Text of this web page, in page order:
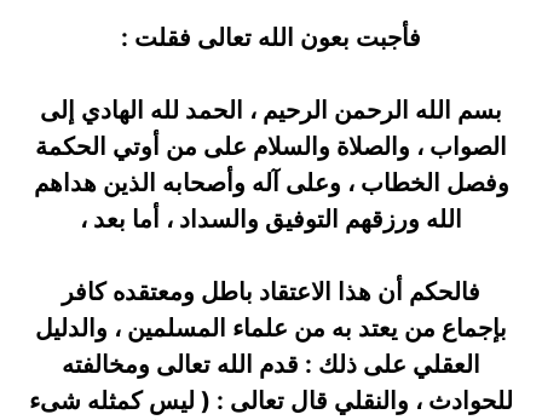
فأجبت بعون الله تعالى فقلت :
بسم الله الرحمن الرحيم ، الحمد لله الهادي إلى
الصواب ، والصلاة والسلام على من أوتي الحكمة
وفصل الخطاب ، وعلى آله وأصحابه الذين هداهم
الله ورزقهم التوفيق والسداد ، أما بعد ،
فالحكم أن هذا الاعتقاد باطل ومعتقده كافر
بإجماع من يعتد به من علماء المسلمين ، والدليل
العقلي على ذلك : قدم الله تعالى ومخالفته
للحوادث ، والنقلي قال تعالى : ( ليس كمثله شىء